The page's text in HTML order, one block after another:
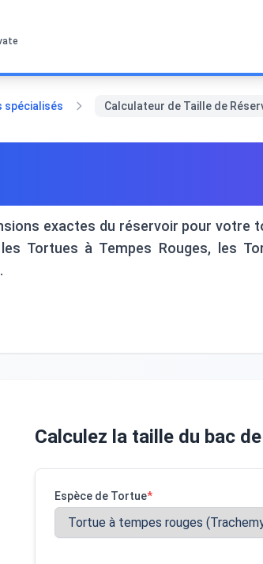
spécialisés Calculateur de Taille de
exactes du réservoir pour votre
Tortues à Tempes Rouges, les
Calculez la taille du bac
Espèce de Tortue*